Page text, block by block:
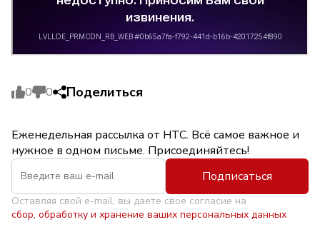
0 0 Поделиться
Еженедельная рассылка от НТС. Всё самое важное и
нужное в одном письме. Присоединяйтесь!
Подписаться
Оставляя свой e-mail, вы даете свое согласие на
сбор, обработку и хранение ваших персональных данных